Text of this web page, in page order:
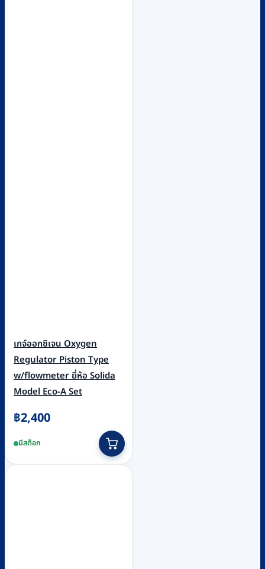
เกจ์ออกซิเจน Oxygen
Regulator Piston Type
w/flowmeter ยี่ห้อ Solida
Model Eco-A Set
฿2,400
มีสต็อก